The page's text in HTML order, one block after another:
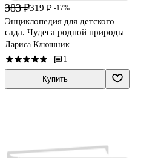
383 ₽319 ₽ -17%
Энциклопедия для детского
сада. Чудеса родной природы
Лариса Клюшник
· 1
Купить